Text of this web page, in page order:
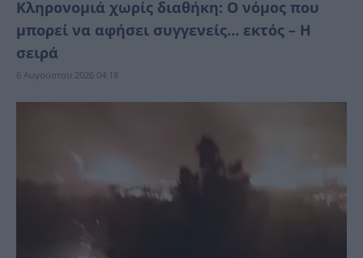
Κληρονομιά χωρίς διαθήκη: Ο νόμος που
μπορεί να αφήσει συγγενείς… εκτός – Η
σειρά
6 Αυγούστου 2026 04:18